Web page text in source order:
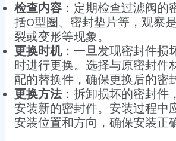
检查内容：定期检查过滤阀的
括O型圈、密封垫片等，观察
裂或变形等现象。
更换时机：一旦发现密封件损
时进行更换。选择与原密封件
配的替换件，确保更换后的密
更换方法：拆卸损坏的密封件
安装新的密封件。安装过程中
安装位置和方向，确保安装正